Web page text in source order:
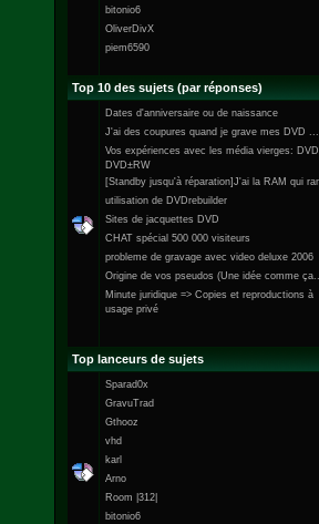
bitonio6
OliverDivX
piem6590
Top 10 des sujets (par réponses)
Dates d'anniversaire ou de naissance
J'ai des coupures quand je grave mes DVD ...
Vos expériences avec les média vierges:
DVD±RW
[Standby jusqu'à réparation]J'ai la RAM qui
utilisation de DVDrebuilder
Sites de jacquettes DVD
CHAT spécial 500 000 visiteurs
probleme de gravage avec video deluxe 2006
Origine de vos pseudos (Une idée comme
Minute juridique => Copies et reproductions à
usage privé
Top lanceurs de sujets
Sparad0x
GravuTrad
Gthooz
vhd
karl
Arno
Room |312|
bitonio6